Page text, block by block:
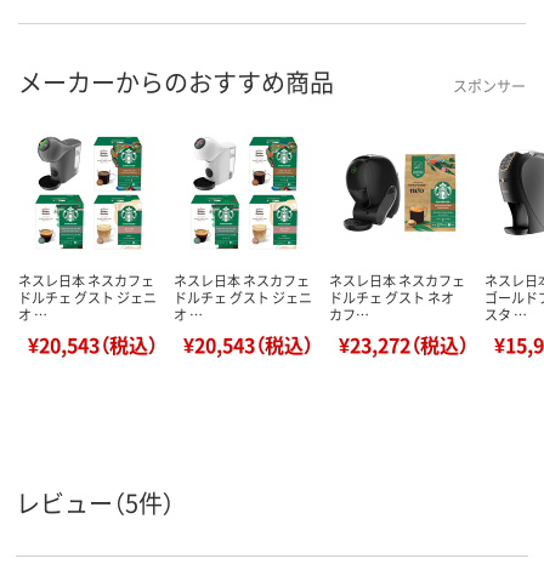
メーカーからのおすすめ商品 スポンサー
ネスレ日本 ネスカフェ
ドルチェ グスト ジェニ
オ …
¥20,543（税込）
ネスレ日本 ネスカフェ
ドルチェ グスト ジェニ
オ …
¥20,543（税込）
ネスレ日本 ネスカフェ
ドルチェ グスト ネオ
カフ…
¥23,272（税込）
ネスレ日
ゴールド
スタ …
レビュー（5件）